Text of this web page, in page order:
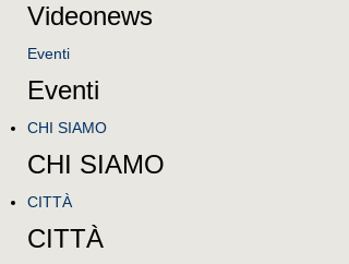
Videonews
Eventi
Eventi
CHI SIAMO
CHI SIAMO
CITTÀ
CITTÀ